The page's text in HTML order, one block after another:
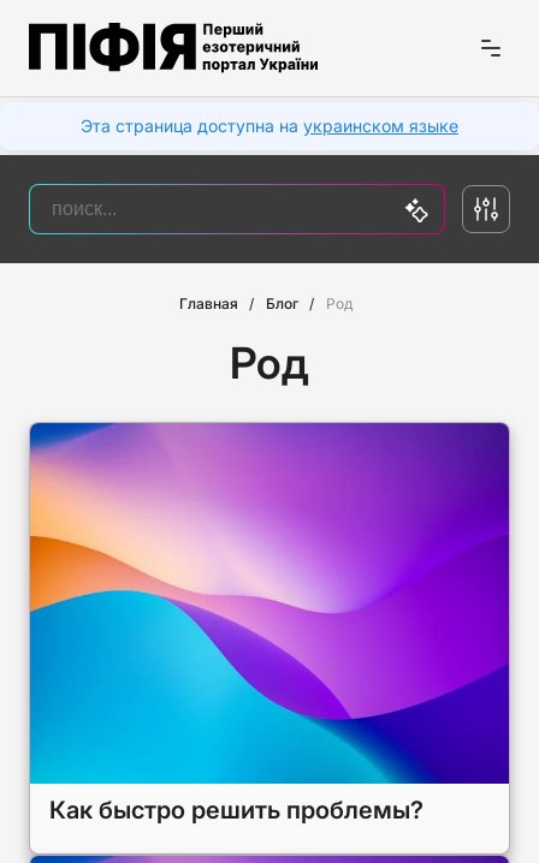
Эта страница доступна на украинском языке
Главная Блог Род
Род
Как быстро решить проблемы?